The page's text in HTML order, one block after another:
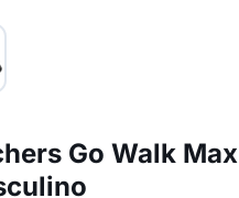
Go Walk Max